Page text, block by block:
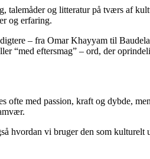
og litteratur på tværs af
og erfaring.
– fra Omar Khayyam til
“med eftersmag” – ord, der
med passion, kraft og dybde,
hvordan vi bruger den som